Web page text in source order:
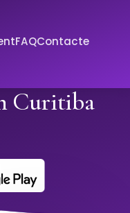
FAQContacte
Curitiba